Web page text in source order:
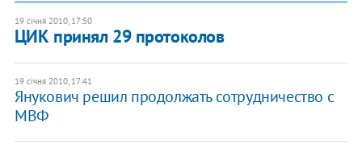
19 січня 2010, 17:50
ЦИК принял 29 протоколов
19 січня 2010, 17:41
Янукович решил продолжать сотрудничество с
МВФ